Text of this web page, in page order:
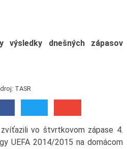
výsledky dnešných zápasov
TASR
vo štvrtkovom zápase 4.
UEFA 2014/2015 na domácom